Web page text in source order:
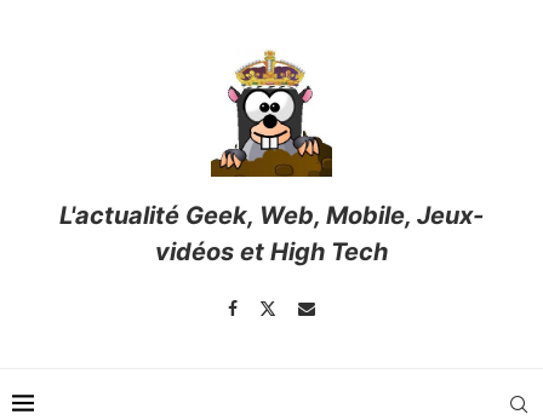
L'actualité Geek, Web, Mobile, Jeux-
vidéos et High Tech